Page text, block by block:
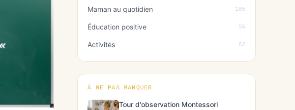
Maman au quotidien 185
Éducation positive 55
Activités 82
À NE PAS MANQUER
Tour d'observation Montessori